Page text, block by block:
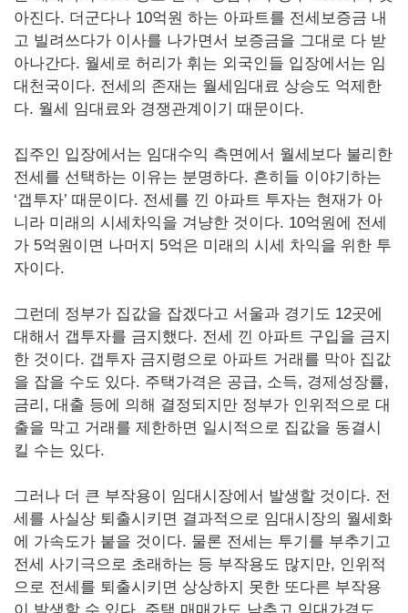
아진다. 더군다나 10억원 하는 아파트를 전세보증금 내
고 빌려쓰다가 이사를 나가면서 보증금을 그대로 다 받
아나간다. 월세로 허리가 휘는 외국인들 입장에서는 임
대천국이다. 전세의 존재는 월세임대료 상승도 억제한
다. 월세 임대료와 경쟁관계이기 때문이다.
집주인 입장에서는 임대수익 측면에서 월세보다 불리한
전세를 선택하는 이유는 분명하다. 흔히들 이야기하는
‘갭투자’ 때문이다. 전세를 낀 아파트 투자는 현재가 아
니라 미래의 시세차익을 겨냥한 것이다. 10억원에 전세
가 5억원이면 나머지 5억은 미래의 시세 차익을 위한 투
자이다.
그런데 정부가 집값을 잡겠다고 서울과 경기도 12곳에
대해서 갭투자를 금지했다. 전세 낀 아파트 구입을 금지
한 것이다. 갭투자 금지령으로 아파트 거래를 막아 집값
을 잡을 수도 있다. 주택가격은 공급, 소득, 경제성장률,
금리, 대출 등에 의해 결정되지만 정부가 인위적으로 대
출을 막고 거래를 제한하면 일시적으로 집값을 동결시
킬 수는 있다.
그러나 더 큰 부작용이 임대시장에서 발생할 것이다. 전
세를 사실상 퇴출시키면 결과적으로 임대시장의 월세화
에 가속도가 붙을 것이다. 물론 전세는 투기를 부추기고
전세 사기극으로 초래하는 등 부작용도 많지만, 인위적
으로 전세를 퇴출시키면 상상하지 못한 또다른 부작용